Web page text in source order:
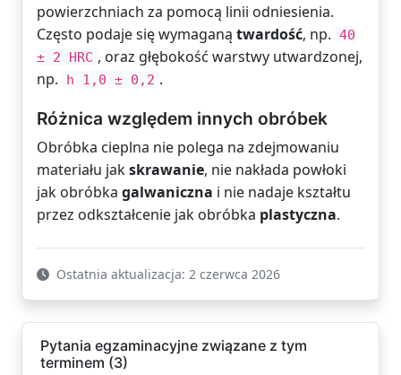
powierzchniach za pomocą linii odniesienia.
Często podaje się wymaganą twardość, np. 40
± 2 HRC , oraz głębokość warstwy utwardzonej,
np.
h 1,0 ± 0,2 .
Różnica względem innych obróbek
Obróbka cieplna nie polega na zdejmowaniu
materiału jakskrawanie, nie nakłada powłoki
jak obróbka galwaniczna i nie nadaje kształtu
przez odkształcenie jak obróbka plastyczna.
Ostatnia aktualizacja: 2 czerwca 2026
Pytania egzaminacyjne związane z tym
terminem (3)